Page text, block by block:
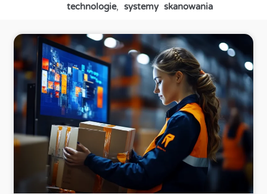
technologie, systemy skanowania